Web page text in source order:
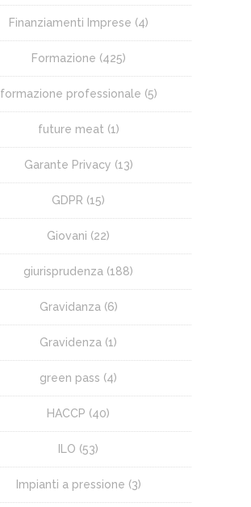
Finanziamenti Imprese (4)
Formazione (425)
formazione professionale (5)
future meat(1)
Garante Privacy (13)
GDPR (15)
Giovani (22)
giurisprudenza (188)
Gravidanza(6)
Gravidenza (1)
green pass (4)
HACCP (40)
ILO (53)
Impianti a pressione (3)